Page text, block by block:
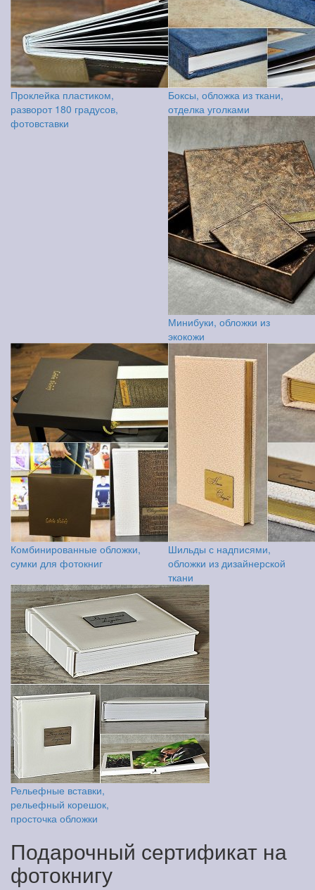
Проклейка пластиком,
разворот 180 градусов,
фотовставки
Боксы, обложка из ткани,
отделка уголками
Минибуки, обложки из
экокожи
Комбинированные обложки,
сумки для фотокниг
Шильды с надписями,
обложки из дизайнерской
ткани
Рельефные вставки,
рельефный корешок,
просточка обложки
Подарочный сертификат на
фотокнигу